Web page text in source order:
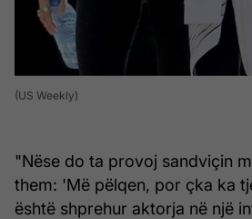
(US Weekly)
"Nëse do ta provoj sandviçin
them: 'Më pëlqen, por çka ka
është shprehur aktorja në një